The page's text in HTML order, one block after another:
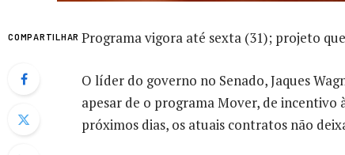
COMPARTILHAR Programa vigora até sexta (31); projeto
O líder do governo no Senado, Jaques
apesar de o programa Mover, de
próximos dias, os atuais contratos não